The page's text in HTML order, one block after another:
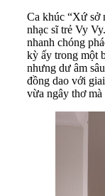
Ca khúc “Xứ sở
nhạc sĩ trẻ Vy
nhanh chóng
kỳ ấy trong một
nhưng dư âm
đồng dao với
vừa ngây thơ mà